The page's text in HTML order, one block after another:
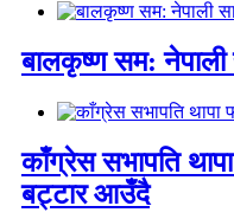
बालकृष्ण सम:
काँग्रेस सभापति
बट्टार आउँदै